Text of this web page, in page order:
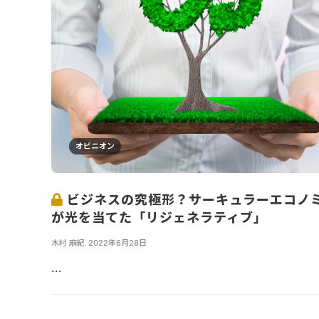
オピニオン
ビジネスの究極形？サーキュラーエコノ
が光を当てた「リジェネラティブ」
木村 麻紀 2022年6月28日
...